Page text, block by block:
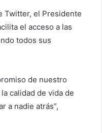
Twitter, el Presidente
el acceso a las
todos sus
de nuestro
calidad de vida de
a nadie atrás”,